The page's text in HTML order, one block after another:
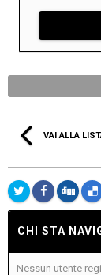
VAI ALLA
CHI STA
Nessun utente